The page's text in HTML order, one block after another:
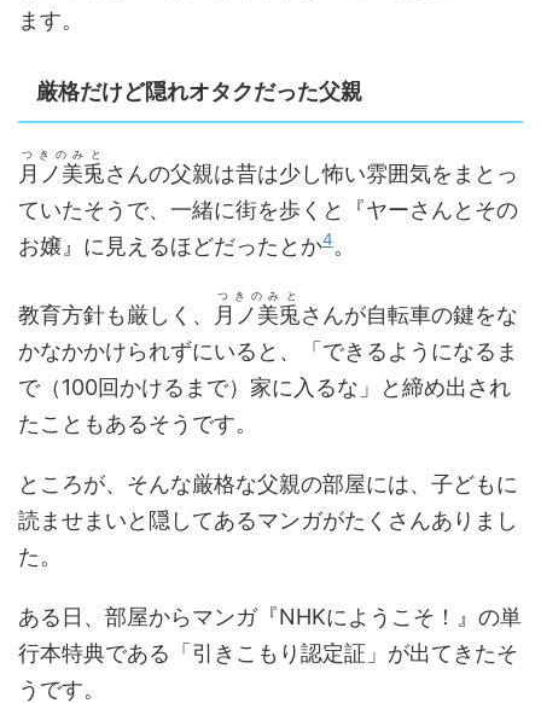
ます。
厳格だけど隠れオタクだった父親
月ノ美兎
つきのみと
さんの父親は昔は少し怖い雰囲気をまとっ
ていたそうで、一緒に街を歩くと『ヤーさんとその
お嬢』に見えるほどだったとか4。
教育方針も厳しく、 月ノ美兎
つきのみと
さんが自転車の鍵をな
かなかかけられずにいると、「できるようになるま
で（100回かけるまで）家に入るな」と締め出され
たこともあるそうです。
ところが、そんな厳格な父親の部屋には、子どもに
読ませまいと隠してあるマンガがたくさんありまし
た。
ある日、部屋からマンガ『NHKにようこそ！』の単
行本特典である「引きこもり認定証」が出てきたそ
うです。